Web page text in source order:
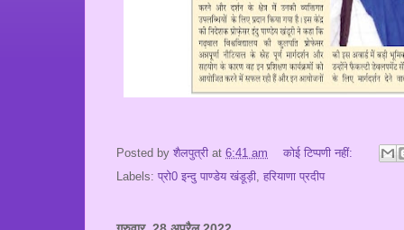
Posted by शैलपुत्री at 6:41 am
कोई टिप्पणी नहीं:
Labels: प्रो0 इन्दु पाण्डेय खंडूड़ी, हरियाणा प्रदीप